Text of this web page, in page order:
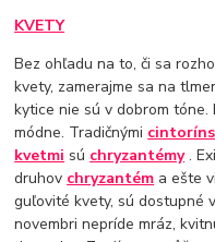
KVETY
Bez ohľadu na to, či sa
kvety, zamerajme sa na
kytice nie sú v dobrom
módne. Tradičnými
kvetmi sú chryzantémy.
druhov chryzantém a ešte
guľovité kvety, sú dostupné
novembri nepríde mráz,